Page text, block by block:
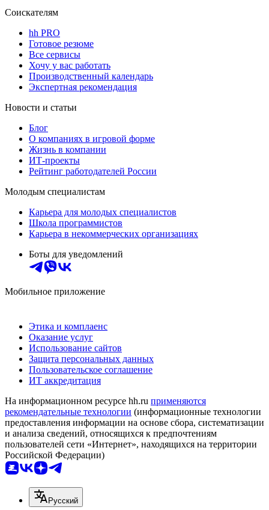
Соискателям
hh PRO
Готовое резюме
Все сервисы
Хочу у вас работать
Производственный календарь
Экспертная рекомендация
Новости и статьи
Блог
О компаниях в игровой форме
Жизнь в компании
ИТ-проекты
Рейтинг работодателей России
Молодым специалистам
Карьера для молодых специалистов
Школа программистов
Карьера в некоммерческих организациях
Боты для уведомлений
Мобильное приложение
Этика и комплаенс
Оказание услуг
Использование сайтов
Защита персональных данных
Пользовательское соглашение
ИТ аккредитация
На информационном ресурсе hh.ru применяются
рекомендательные технологии (информационные технологии
предоставления информации на основе сбора, систематизации
и анализа сведений, относящихся к предпочтениям
пользователей сети «Интернет», находящихся на территории
Российской Федерации)
Русский